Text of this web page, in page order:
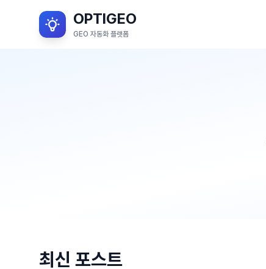
OPTIGEO
GEO 자동화 플랫폼
최신 포스트